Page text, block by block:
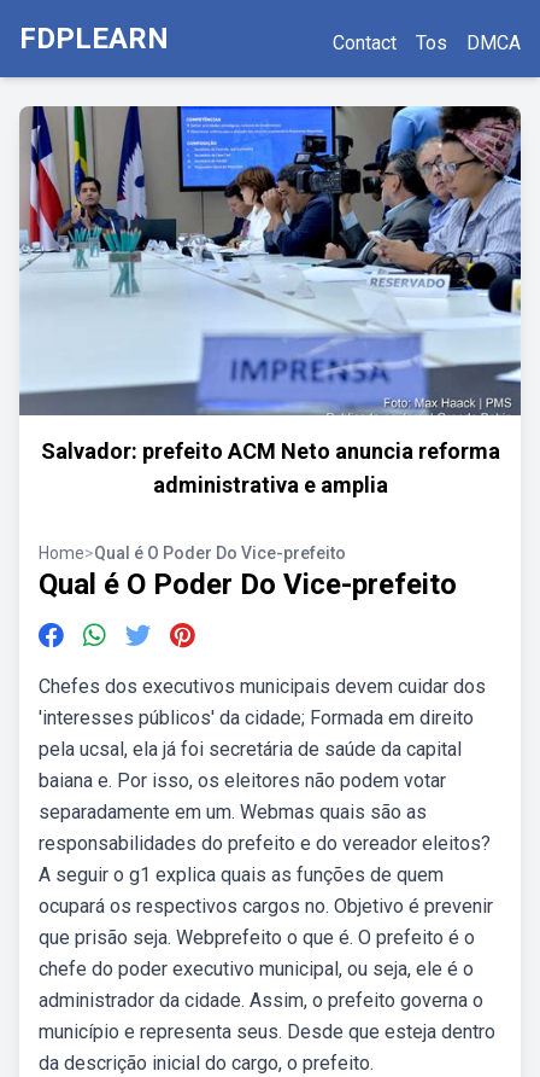
FDPLEARN Contact Tos DMCA
Salvador: prefeito ACM Neto anuncia reforma
administrativa e amplia
Home>Qual é O Poder Do Vice-prefeito
Qual é O Poder Do Vice-prefeito
Chefes dos executivos municipais devem cuidar dos
'interesses públicos' da cidade; Formada em direito
pela ucsal, ela já foi secretária de saúde da capital
baiana e. Por isso, os eleitores não podem votar
separadamente em um. Webmas quais são as
responsabilidades do prefeito e do vereador eleitos?
A seguir o g1 explica quais as funções de quem
ocupará os respectivos cargos no. Objetivo é prevenir
que prisão seja. Webprefeito o que é. O prefeito é o
chefe do poder executivo municipal, ou seja, ele é o
administrador da cidade. Assim, o prefeito governa o
município e representa seus. Desde que esteja dentro
da descrição inicial do cargo, o prefeito.